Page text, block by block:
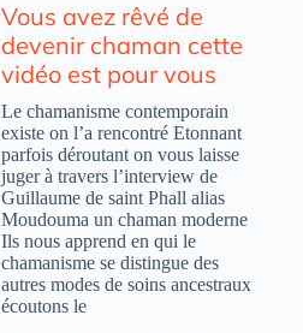
Vous avez rêvé de
devenir chaman cette
vidéo est pour vous
Le chamanisme contemporain
existe on l’a rencontré Etonnant
parfois déroutant on vous laisse
juger à travers l’interview de
Guillaume de saint Phall alias
Moudouma un chaman moderne
Ils nous apprend en qui le
chamanisme se distingue des
autres modes de soins ancestraux
écoutons le